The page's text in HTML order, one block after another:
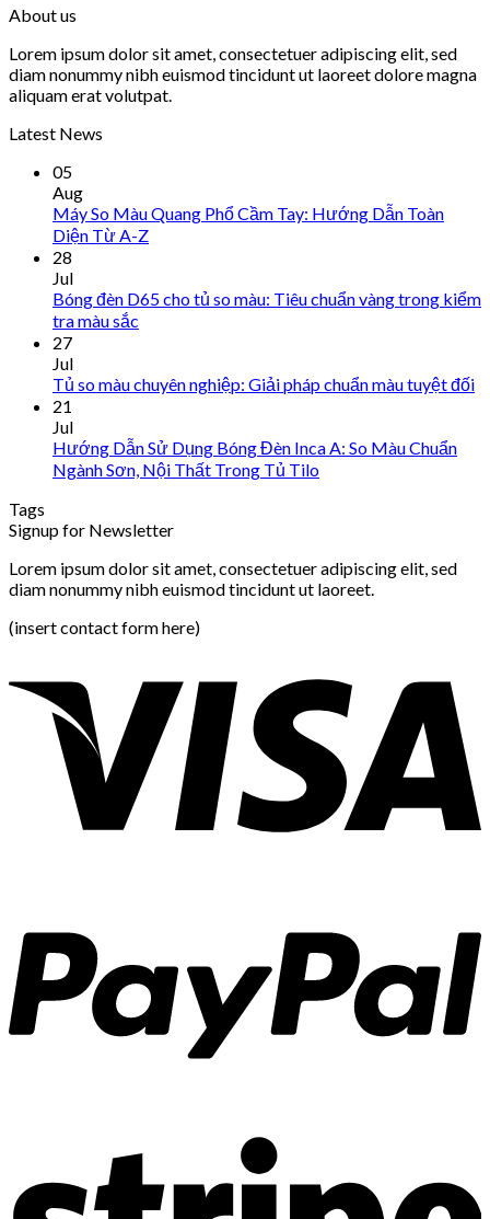
About us
Lorem ipsum dolor sit amet, consectetuer adipiscing elit, sed
diam nonummy nibh euismod tincidunt ut laoreet dolore magna
aliquam erat volutpat.
Latest News
05
Aug
Máy So Màu Quang Phổ Cầm Tay: Hướng Dẫn Toàn
Diện Từ A-Z
28
Jul
Bóng đèn D65 cho tủ so màu: Tiêu chuẩn vàng trong kiểm
tra màu sắc
27
Jul
Tủ so màu chuyên nghiệp: Giải pháp chuẩn màu tuyệt đối
21
Jul
Hướng Dẫn Sử Dụng Bóng Đèn Inca A: So Màu Chuẩn
Ngành Sơn, Nội Thất Trong Tủ Tilo
Tags
Signup for Newsletter
Lorem ipsum dolor sit amet, consectetuer adipiscing elit, sed
diam nonummy nibh euismod tincidunt ut laoreet.
(insert contact form here)